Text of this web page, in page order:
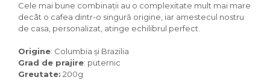
Cele mai bune combinații au o complexitate mult mai mare
decât o cafea dintr-o singură origine, iar amestecul nostru
de casa, personalizat, atinge echilibrul perfect.
Origine: Columbia și Brazilia
Grad de prajire: puternic
Greutate: 200g